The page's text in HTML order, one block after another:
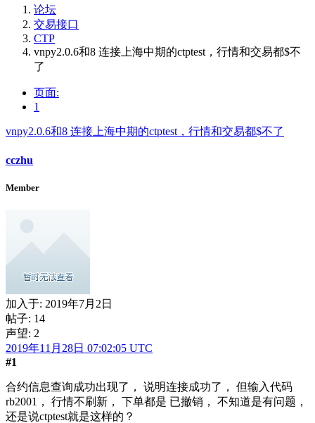
论坛
交易接口
CTP
vnpy2.0.6和8 连接上海中期的ctptest，行情和交易都$不
了
页面:
1
vnpy2.0.6和8 连接上海中期的ctptest，行情和交易都$不了
cczhu
Member
加入于: 2019年7月2日
帖子: 14
声望: 2
2019年11月28日 07:02:05 UTC
#1
合约信息查询成功出现了， 说明连接成功了， 但输入代码
rb2001， 行情不刷新， 下单都是 已撤销， 不知道是有问题，
还是说ctptest就是这样的？